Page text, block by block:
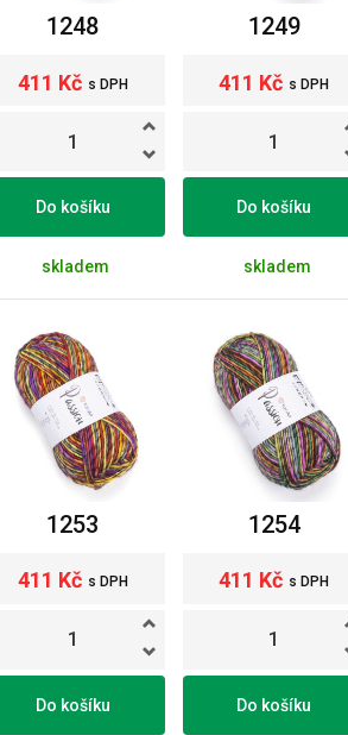
1248
411 Kč s DPH
Do košíku
skladem
1249
411 Kč s DPH
Do košíku
skladem
1253
411 Kč s DPH
Do košíku
1254
411 Kč s DPH
Do košíku